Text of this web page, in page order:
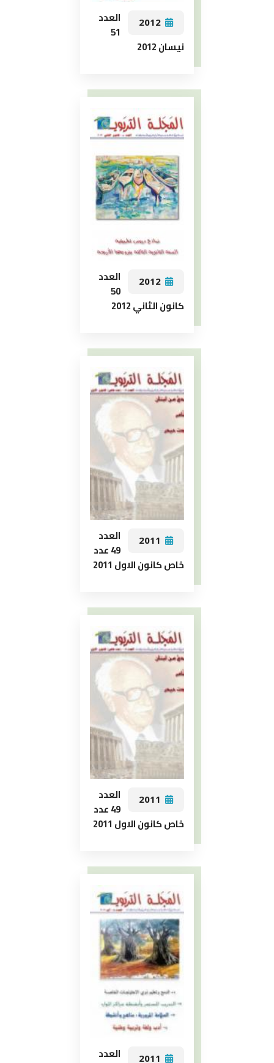
2012
العدد
51
نيسان 2012
2012
العدد
50
كانون الثاني 2012
2011
العدد
49 عدد
خاص كانون الاول 2011
2011
العدد
49 عدد
خاص كانون الاول 2011
2011
العدد